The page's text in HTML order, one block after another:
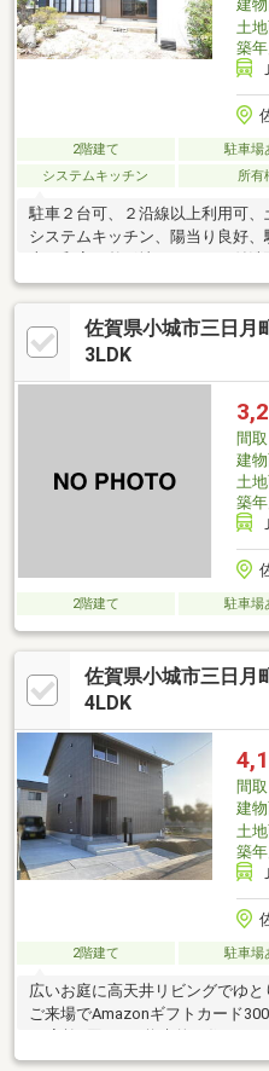
建
土
築年
2階建て 駐車場
システムキッチン
所有
駐車２台可、２沿線以上利用可、
システムキッチン、陽当り良好
座、ＴＶモニタ付インターホン
佐賀県小城市三日月
3LDK
間取
建
土
築年
2階建て 駐車場
佐賀県小城市三日月
4LDK
間取
建
土
築年
2階建て 駐車場
広いお庭に高天井リビングでゆ
ご来場でAmazonギフトカード
年・学生の方は除きます※詳細は